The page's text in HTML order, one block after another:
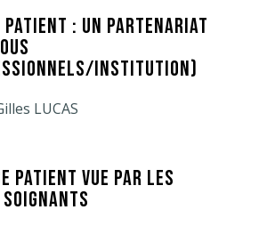
PATIENT : UN PARTENARIAT
INSTITUTION)
LUCAS
PATIENT VUE PAR LES